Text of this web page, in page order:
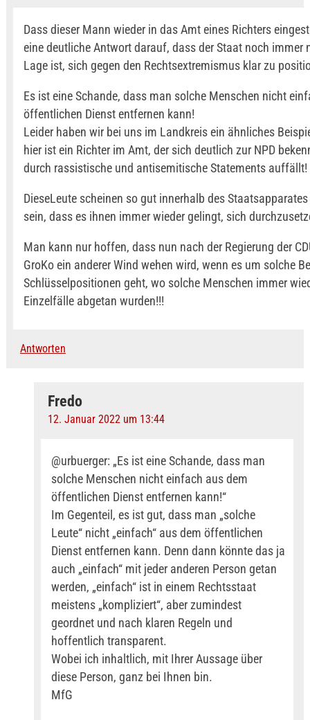
Dass dieser Mann wieder in das Amt eines Richters
eine deutliche Antwort darauf, dass der Staat noch immer
Lage ist, sich gegen den Rechtsextremismus klar zu
Es ist eine Schande, dass man solche Menschen nicht
öffentlichen Dienst entfernen kann!
Leider haben wir bei uns im Landkreis ein ähnliches
hier ist ein Richter im Amt, der sich deutlich zur NPD
durch rassistische und antisemitische Statements auffällt!
DieseLeute scheinen so gut innerhalb des
sein, dass es ihnen immer wieder gelingt, sich
Man kann nur hoffen, dass nun nach der Regierung der
GroKo ein anderer Wind wehen wird, wenn es um solche
Schlüsselpositionen geht, wo solche Menschen immer
Einzelfälle abgetan wurden!!!
Antworten
Fredo
12. Januar 2022 um 13:44
@urbuerger: „Es ist eine Schande, dass man
solche Menschen nicht einfach aus dem
öffentlichen Dienst entfernen kann!“
Im Gegenteil, es ist gut, dass man „solche
Leute“ nicht „einfach“ aus dem öffentlichen
Dienst entfernen kann. Denn dann könnte das ja
auch „einfach“ mit jeder anderen Person getan
werden, „einfach“ ist in einem Rechtsstaat
meistens „kompliziert“, aber zumindest
geordnet und nach klaren Regeln und
hoffentlich transparent.
Wobei ich inhaltlich, mit Ihrer Aussage über
diese Person, ganz bei Ihnen bin.
MfG